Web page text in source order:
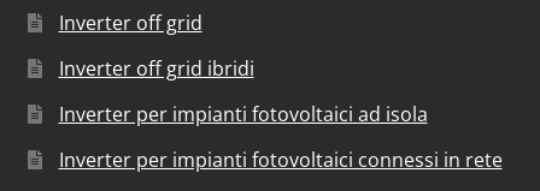
Inverter off grid
Inverter off grid ibridi
Inverter per impianti fotovoltaici ad isola
Inverter per impianti fotovoltaici connessi in rete